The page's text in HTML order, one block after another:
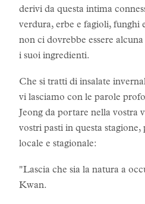
derivi da questa intima
verdura, erbe e fagioli, funghi
non ci dovrebbe essere
i suoi ingredienti.
Che si tratti di insalate
vi lasciamo con le parole
Jeong da portare nella vostra
vostri pasti in questa
locale e stagionale:
"Lascia che sia la natura a
Kwan.